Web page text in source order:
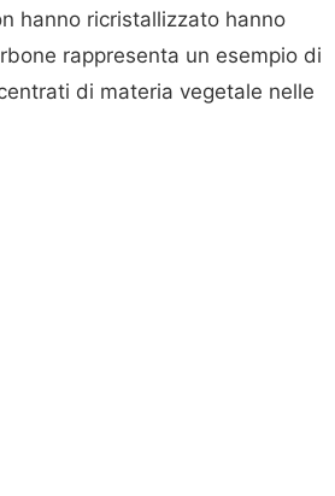
hanno ricristallizzato hanno
rappresenta un esempio di
di materia vegetale nelle